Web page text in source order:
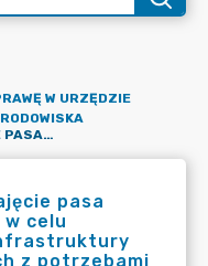
W URZĘDZIE
WYDANIE ZEZWOLENIA NA ZAJĘCIE PASA DROGOWEGO DROGI GMINNEJ W CELU UMIESZCZENIA URZĄDZEŃ INFRASTRUKTURY TECHNICZNEJ NIEZWIĄZANYCH Z POTRZEBAMI RUCHU DROGOWEGO
pasa
celu
z potrzebami